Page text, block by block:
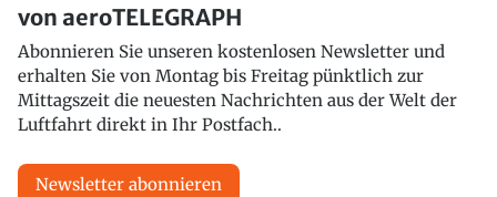
von aeroTELEGRAPH
Abonnieren Sie unseren kostenlosen Newsletter und
erhalten Sie von Montag bis Freitag pünktlich zur
Mittagszeit die neuesten Nachrichten aus der Welt der
Luftfahrt direkt in Ihr Postfach..
Newsletter abonnieren